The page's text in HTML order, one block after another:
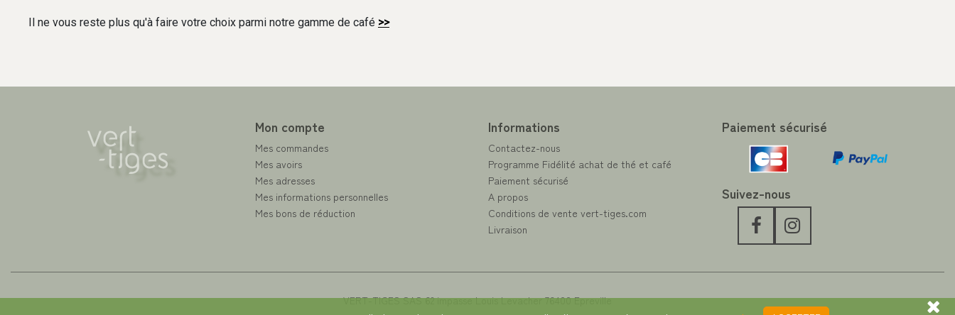
Il ne vous reste plus qu'à faire votre choix parmi notre gamme de café >>
Mon compte
Mes commandes
Mes avoirs
Mes adresses
Mes informations personnelles
Mes bons de réduction
Informations
Contactez-nous
Programme Fidélité achat de thé et café
Paiement sécurisé
A propos
Conditions de vente vert-tiges.com
Livraison
Paiement sécurisé
Suivez-nous
VERT-TIGES SAS 62 impasse Louis Levacher 76400 Epreville